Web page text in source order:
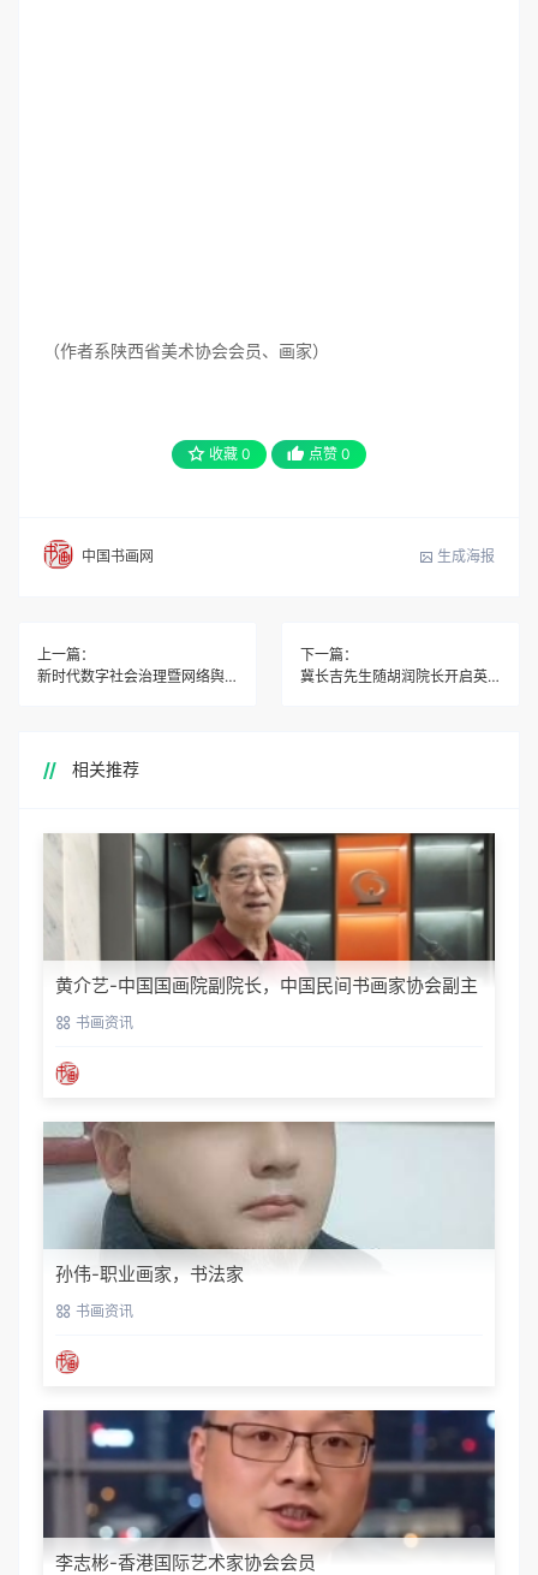
（作者系陕西省美术协会会员、画家）
收藏 0 点赞 0
中国书画网 生成海报
上一篇：
新时代数字社会治理暨网络舆情分析师论坛在京召开
下一篇：
冀长吉先生随胡润院长开启英国访学之旅
相关推荐
黄介艺-中国国画院副院长，中国民间书画家协会副主
席 书画资讯
孙伟-职业画家，书法家
书画资讯
李志彬-香港国际艺术家协会会员